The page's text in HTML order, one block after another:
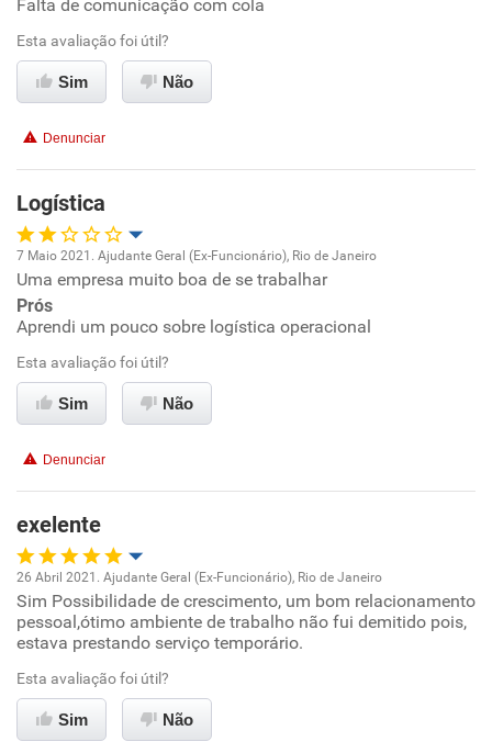
Benefícios
Recomenda a diretoria
Falta de comunicação com cola
Esta avaliação foi útil?
Sim Não
Denunciar
Logística
Oportunidade de promoção
Ambiente de trabalho
Conciliação com a vida familiar
Recomenda a diretoria
7 Maio 2021. Ajudante Geral (Ex-Funcionário), Rio de Janeiro
Uma empresa muito boa de se trabalhar
Prós
Aprendi um pouco sobre logística operacional
Esta avaliação foi útil?
Sim Não
Denunciar
exelente
Oportunidade de promoção
Ambiente de trabalho
Conciliação com a vida familiar
26 Abril 2021. Ajudante Geral (Ex-Funcionário), Rio de Janeiro
Sim Possibilidade de crescimento, um bom relacionamento
pessoal,ótimo ambiente de trabalho não fui demitido pois,
estava prestando serviço temporário.
Esta avaliação foi útil?
Sim Não